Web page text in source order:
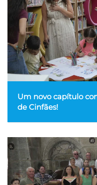
Um novo capítulo
de Cinfães!